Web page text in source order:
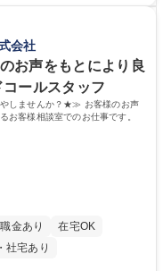
集職種 【総
支えるゼネラリストを目
き・勤怠管理など）の経験
会社
お声をもとにより良
ールスタッフ
しませんか？★≫ お客様のお声
お客様相談室でのお仕事です。
金あり
在宅OK
社宅あり